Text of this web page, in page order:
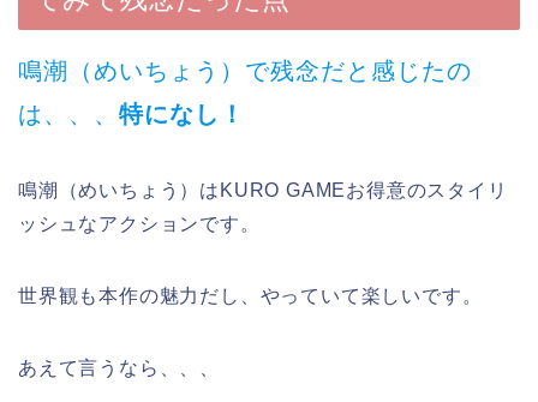
鳴潮（めいちょう）で残念だと感じたの
は、、、 特になし！
鳴潮（めいちょう）はKURO GAMEお得意のスタイリ
ッシュなアクションです。
世界観も本作の魅力だし、やっていて楽しいです。
あえて言うなら、、、